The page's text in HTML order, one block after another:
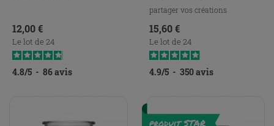
Prix
12,00 €
Le lot de 24
4.8/5 - 86avis
partager vos créations
Prix
15,60 €
Le lot de 24
4.9/5 - 350avis